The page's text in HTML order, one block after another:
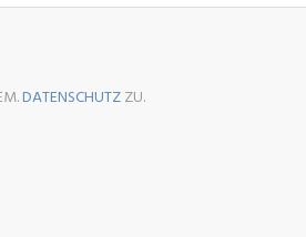
DATENSCHUTZZU.